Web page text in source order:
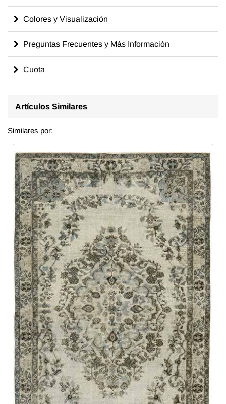
conocimientos artesanales a lo largo del tiempo. Lea nuestro
artículo Obtenga la Apariencia de "Vivida" para aprender más
sobre Alfombras Sobreteñidas.
Colores y Visualización
Preguntas Frecuentes y Más Información
Cuota
Artículos Similares
Similares por: